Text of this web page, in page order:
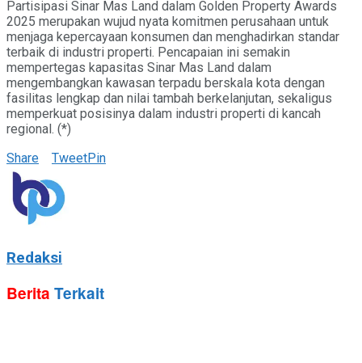
Partisipasi Sinar Mas Land dalam Golden Property Awards
2025 merupakan wujud nyata komitmen perusahaan untuk
menjaga kepercayaan konsumen dan menghadirkan standar
terbaik di industri properti. Pencapaian ini semakin
mempertegas kapasitas Sinar Mas Land dalam
mengembangkan kawasan terpadu berskala kota dengan
fasilitas lengkap dan nilai tambah berkelanjutan, sekaligus
memperkuat posisinya dalam industri properti di kancah
regional. (*)
Share
TweetPin
Redaksi
Berita Terkait